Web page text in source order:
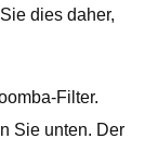
dies daher,
Filter.
Sie unten. Der